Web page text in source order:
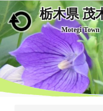
メインコンテンツにスキップ
栃木県 茂
Motegi Town